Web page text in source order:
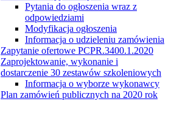
Pytania do ogłoszenia wraz z
odpowiedziami
Modyfikacja ogłoszenia
Informacja o udzieleniu zamówienia
Zapytanie ofertowe PCPR.3400.1.2020
Zaprojektowanie, wykonanie i
dostarczenie 30 zestawów szkoleniowych
Informacja o wyborze wykonawcy
Plan zamówień publicznych na 2020 rok